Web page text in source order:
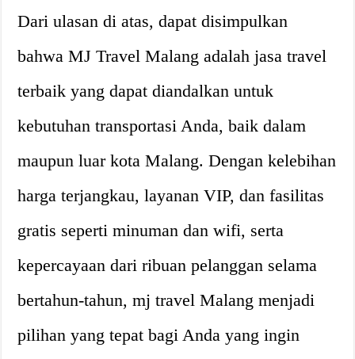
Dari ulasan di atas, dapat disimpulkan
bahwa MJ Travel Malang adalah jasa travel
terbaik yang dapat diandalkan untuk
kebutuhan transportasi Anda, baik dalam
maupun luar kota Malang. Dengan kelebihan
harga terjangkau, layanan VIP, dan fasilitas
gratis seperti minuman dan wifi, serta
kepercayaan dari ribuan pelanggan selama
bertahun-tahun, mj travel Malang menjadi
pilihan yang tepat bagi Anda yang ingin